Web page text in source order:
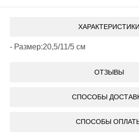
ХАРАКТЕРИСТИКИ
- Размер:20,5/11/5 см
ОТЗЫВЫ
СПОСОБЫ
СПОСОБЫ